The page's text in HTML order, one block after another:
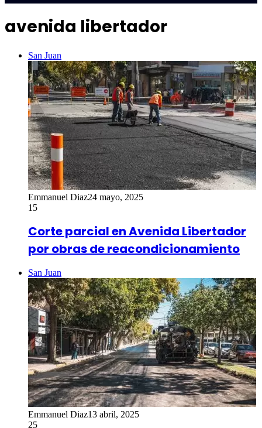
avenida libertador
San Juan
Emmanuel Diaz24 mayo, 2025
15
Corte parcial en Avenida Libertador
por obras de reacondicionamiento
San Juan
Emmanuel Diaz13 abril, 2025
25